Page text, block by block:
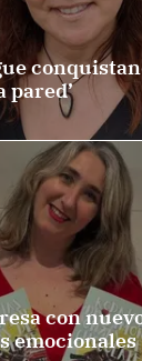
pared’
con
emocionales